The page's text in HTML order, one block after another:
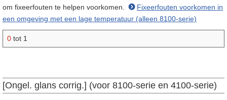
om fixeerfouten te helpen voorkomen.
Fixeerfouten voorkomen in
een omgeving met een lage temperatuur (alleen 8100-serie)
0 tot 1
[Ongel. glans corrig.] (voor 8100-serie en 4100-serie)